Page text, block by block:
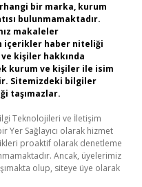
bir marka, kurum
bulunmamaktadır.
makaleler
içerikler haber niteliği
kişiler hakkında
kurum ve kişiler ile isim
Sitemizdeki bilgiler
taşımazlar.
Teknolojileri ve İletişim
Yer Sağlayıcı olarak hizmet
proaktif olarak denetleme
Ancak, üyelerimiz
olup, siteye üye olarak